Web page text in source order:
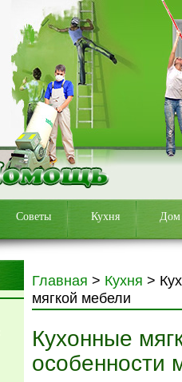
Советы Кухня Дом
Главная > Кухня >
мягкой мебели
Кухонные
особенности